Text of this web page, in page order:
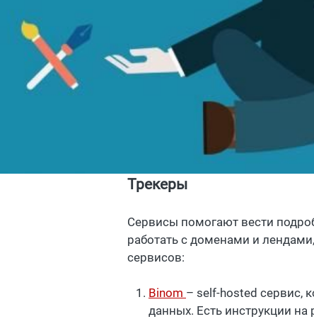
Трекеры
Сервисы помогают вести
работать с доменами и
сервисов:
Binom – self-hosted сервис,
данных. Есть инструкции